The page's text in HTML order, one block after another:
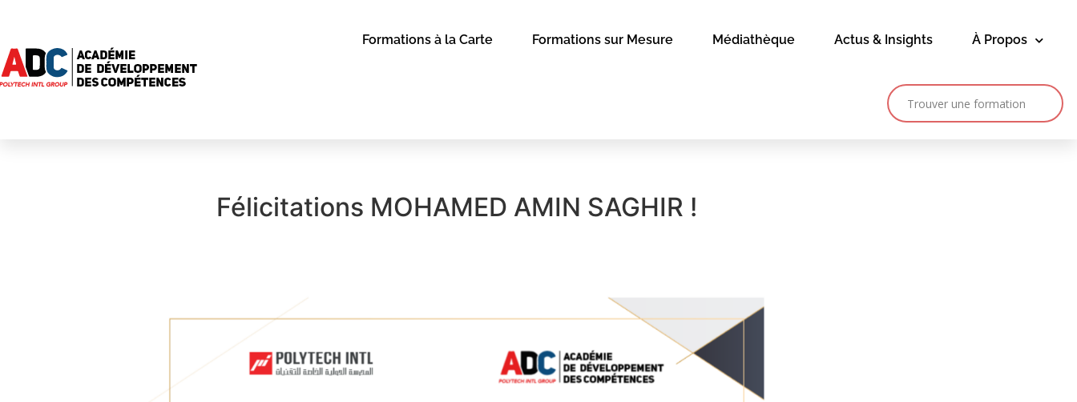
Formations à la Carte Formations sur Mesure Médiathèque Actus & Insights À Propos
Félicitations MOHAMED AMIN SAGHIR !